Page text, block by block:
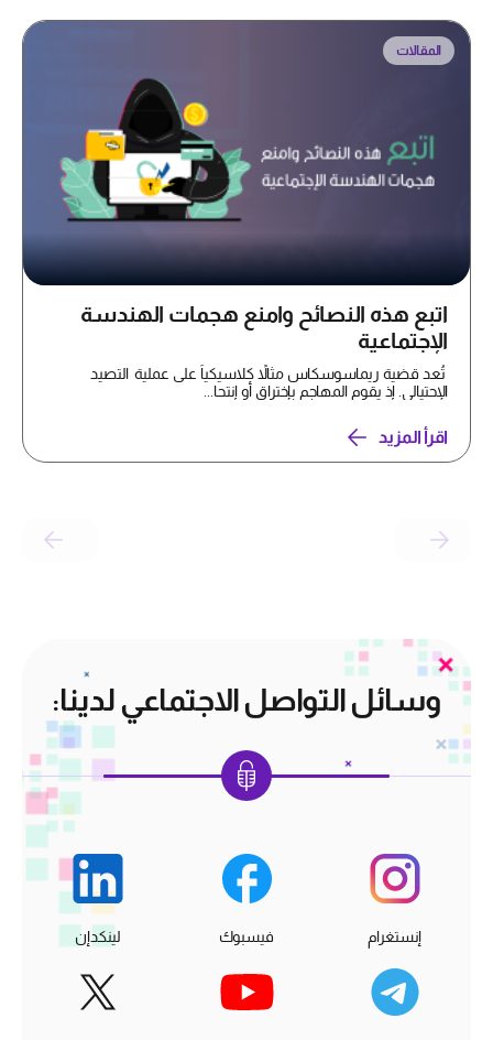
المقالات
اتبع هذه النصائح وامنع هجمات الهندسة
الإجتماعية
تُعد قضية ريماسوسكاس مثالاً كلاسيكياً على عملية التصيد
الإحتيالي. إذ يقوم المهاجم بإختراق أو إنتحا...
اقرأ المزيد
وسائل التواصل الاجتماعي لدينا:
إنستغرام فيسبوك لينكدإن